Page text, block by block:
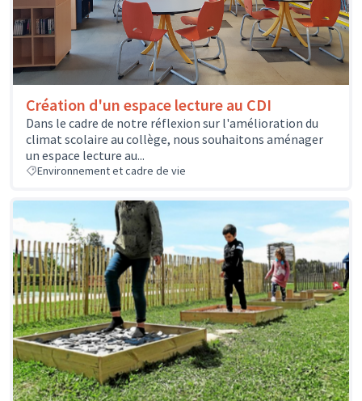
Création d'un espace lecture au CDI
Dans le cadre de notre réflexion sur l'amélioration du
climat scolaire au collège, nous souhaitons aménager
un espace lecture au...
Environnement et cadre de vie